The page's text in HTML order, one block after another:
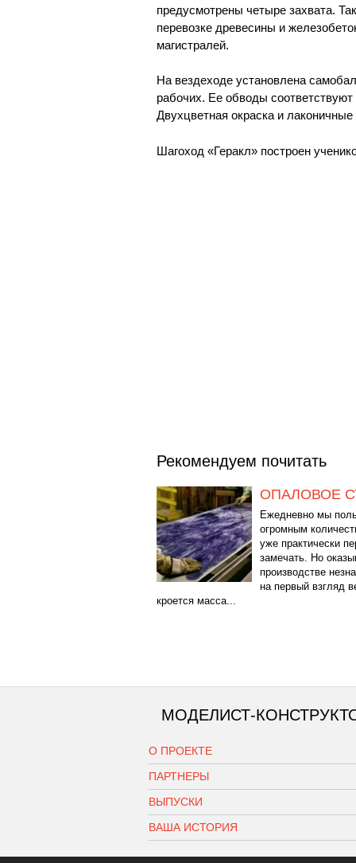
предусмотрены четыре захвата.
перевозке древесины и
магистралей.
На вездеходе установлена
рабочих. Ее обводы
Двухцветная окраска и
Шагоход «Геракл» построен
Рекомендуем почитать
ОПАЛОВОЕ
Ежедневно мы
огромным
уже практически
замечать. Но
производстве
на первый взгляд
кроется масса...
МОДЕЛИСТ-
О ПРОЕКТЕ
ПАРТНЕРЫ
ВЫПУСКИ
ВАША ИСТОРИЯ